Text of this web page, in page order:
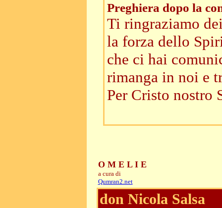
Preghiera dopo la
Ti ringraziamo
la forza dello
che ci hai
rimanga in noi e
Per Cristo nostro
O M E L I E
a cura di
Qumran2.net
don Nicola Salsa